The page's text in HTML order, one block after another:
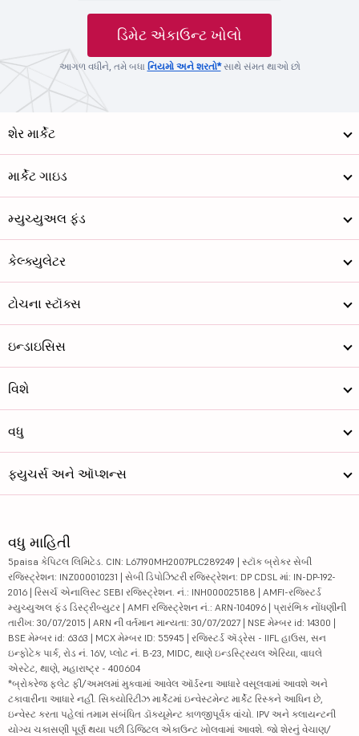
ડિમેટ એકાઉન્ટ ખોલો
આગળ વધીને, તમે બધા નિયમો અને શરતો*સાથે સંમત થાઓ છો
શેર માર્કેટ
માર્કેટ ગાઇડ
મ્યુચ્યુઅલ ફંડ
કેલ્ક્યુલેટર
ટોચના સ્ટૉક્સ
ઇન્ડાઇસિસ
વિશે
વધુ
ફ્યુચર્સ અને ઑપ્શન્સ
વધુ માહિતી
5paisa કેપિટલ લિમિટેડ. CIN: L67190MH2007PLC289249 | સ્ટૉક બ્રોકર સેબી
રજિસ્ટ્રેશન: INZ000010231 | સેબી ડિપોઝિટરી રજિસ્ટ્રેશન: DP CDSL માં: IN-DP-192-
2016 | રિસર્ચ એનાલિસ્ટ SEBI રજિસ્ટ્રેશન. નં.: INH000025188 | AMFI-રજિસ્ટર્ડ
મ્યુચ્યુઅલ ફંડ ડિસ્ટ્રીબ્યુટર | AMFI રજિસ્ટ્રેશન નં.: ARN-104096 | પ્રારંભિક નોંધણીની
તારીખ: 30/07/2015 | ARN ની વર્તમાન માન્યતા: 30/07/2027 | NSE મેમ્બર id: 14300 |
BSE મેમ્બર id: 6363 | MCX મેમ્બર ID: 55945 | રજિસ્ટર્ડ ઍડ્રેસ - IIFL હાઉસ, સન
ઇન્ફોટેક પાર્ક, રોડ નં. 16V, પ્લોટ નં. B-23, MIDC, થાણે ઇન્ડસ્ટ્રિયલ એરિયા, વાઘલે
એસ્ટેટ, થાણે, મહારાષ્ટ્ર - 400604
*બ્રોકરેજ ફ્લેટ ફી/અમલમાં મુકવામાં આવેલ ઑર્ડરના આધારે વસૂલવામાં આવશે અને
ટકાવારીના આધારે નહીં. સિક્યોરિટીઝ માર્કેટમાં ઇન્વેસ્ટમેન્ટ માર્કેટ રિસ્કને આધિન છે,
ઇન્વેસ્ટ કરતા પહેલાં તમામ સંબંધિત ડૉક્યૂમેન્ટ કાળજીપૂર્વક વાંચો. IPV અને ક્લાયન્ટની
યોગ્ય ચકાસણી પૂર્ણ થયા પછી ડિજિટલ એકાઉન્ટ ખોલવામાં આવશે. જો શેરનું વેચાણ/